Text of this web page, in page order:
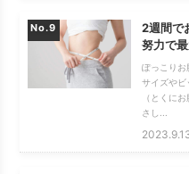
No.
2週間で
努力で
ぽっこりお
サイズやビ
（とくに
さし...